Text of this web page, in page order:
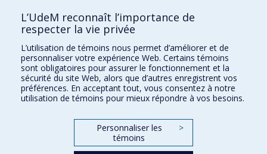
Kinésiologie et des sciences de l’activité physique
Orthophonie et audiologie
Réadaptation
Directions
DPC
CPASS
L’UdeM reconnaît l’importance de
respecter la vie privée
L’utilisation de témoins nous permet d’améliorer et de
personnaliser votre expérience Web. Certains témoins
sont obligatoires pour assurer le fonctionnement et la
sécurité du site Web, alors que d’autres enregistrent vos
préférences. En acceptant tout, vous consentez à notre
utilisation de témoins pour mieux répondre à vos besoins.
Personnaliser les
témoins
>